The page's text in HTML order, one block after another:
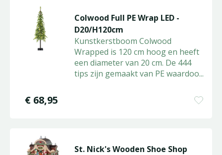
Colwood Full PE Wrap LED -
D20/H120cm
Kunstkerstboom Colwood
Wrapped is 120 cm hoog en heeft
een diameter van 20 cm. De 444
tips zijn gemaakt van PE waardoo...
€ 68,95
St. Nick's Wooden Shoe Shop